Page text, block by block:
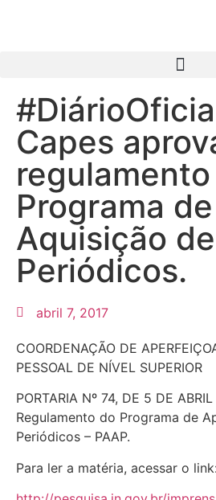
Capes
Programa
Aquisição de
Periódicos.
abril 7, 2017
COORDENAÇÃO DE
PESSOAL DE NÍVEL SUPERIOR
PORTARIA Nº 74, DE 5 DE
Regulamento do Programa de
Periódicos – PAAP.
Para ler a matéria, acessar o link: